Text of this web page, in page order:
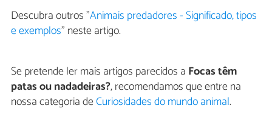
Descubra outros "Animais predadores - Significado, tipos
e exemplos" neste artigo.
Se pretende ler mais artigos parecidos a Focas têm
patas ou nadadeiras?, recomendamos que entre na
nossa categoria deCuriosidades do mundo animal.